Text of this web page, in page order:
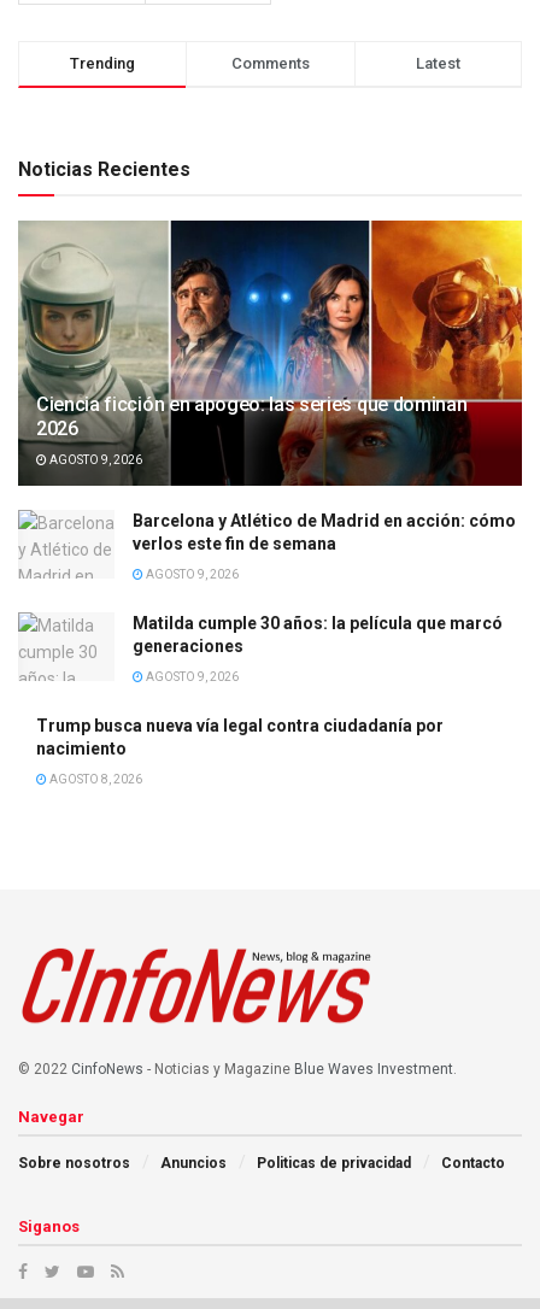
Trending Comments Latest
Noticias Recientes
Ciencia ficción en apogeo: las series que dominan
2026
AGOSTO 9, 2026
Barcelona y Atlético de Madrid en acción: cómo
verlos este fin de semana
AGOSTO 9, 2026
Matilda cumple 30 años: la película que marcó
generaciones
AGOSTO 9, 2026
Trump busca nueva vía legal contra ciudadanía por
nacimiento
AGOSTO 8, 2026
© 2022 CinfoNews - Noticias y Magazine Blue Waves Investment.
Navegar
Sobre nosotros Anuncios Politicas de privacidad Contacto
Siganos